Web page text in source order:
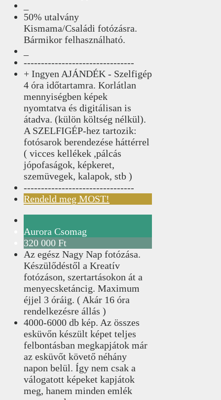
50% utalvány
Kismama/Családi fotózásra.
Bármikor felhasználható.
--------------------------------
+ Ingyen AJÁNDÉK - Szelfigép
4 óra időtartamra. Korlátlan
mennyiségben képek
nyomtatva és digitálisan is
átadva. (külön költség nélkül).
A SZELFIGÉP-hez tartozik:
fotósarok berendezése háttérrel
( vicces kellékek ,pálcás
jópofaságok, képkeret,
szemüvegek, kalapok, stb )
--------------------------------
Rendeld meg MOST!
Aurora Csomag
320 000 Ft
Az egész Nagy Nap fotózása.
Készülődéstől a Kreatív
fotózáson, szertartásokon át a
menyecsketáncig. Maximum
éjjel 3 óráig. ( Akár 16 óra
rendelkezésre állás )
4000-6000 db kép. Az összes
esküvőn készült képet teljes
felbontásban megkapjátok már
az esküvőt követő néhány
napon belül. Így nem csak a
válogatott képeket kapjátok
meg, hanem minden emlék